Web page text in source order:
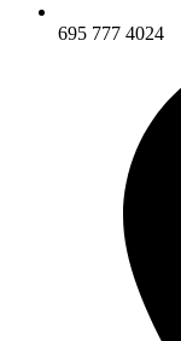
695 777 4024